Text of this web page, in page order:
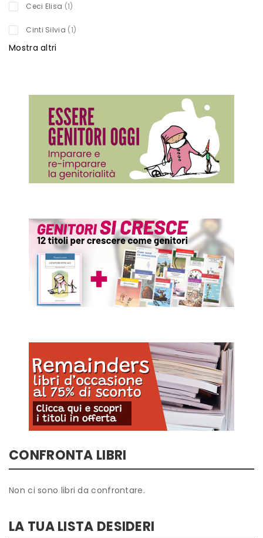
Ceci Elisa 1titolo
Cinti Silvia 1titolo
Mostra altri
CONFRONTA LIBRI
Non ci sono libri da confrontare.
LA TUA LISTA DESIDERI